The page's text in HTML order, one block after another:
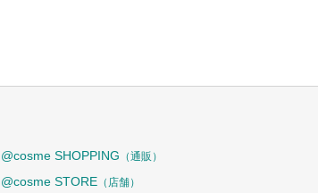
@cosme SHOPPING （通販）
@cosme STORE （店舗）